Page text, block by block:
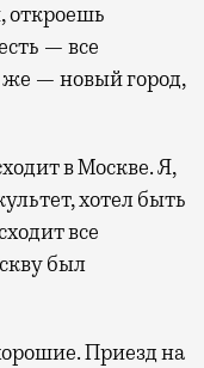
откроешь
— все
— новый город,
в Москве. Я,
хотел быть
все
был
Приезд на